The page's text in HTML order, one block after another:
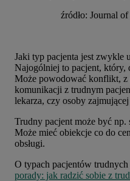
źródło: Journal
Jaki typ pacjenta jest zwykle
Najogólniej to pacjent, który,
Może powodować konflikt, z
komunikacji z trudnym
lekarza, czy osoby zajmującej
Trudny pacjent może być
Może mieć obiekcje co do
obsługi.
O typach pacjentów
porady: jak radzić sobie z